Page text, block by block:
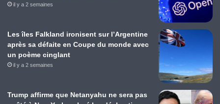
il y a 2 semaines
Les îles Falkland ironisent sur l’Argentine
après sa défaite en Coupe du monde avec
un poème cinglant
il y a 2 semaines
Trump affirme que Netanyahu ne sera pas